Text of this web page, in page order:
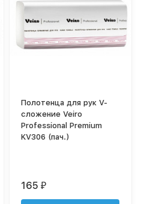
Полотенца для рук V-
сложение Veiro
Professional Premium
KV306 (пач.)
165₽